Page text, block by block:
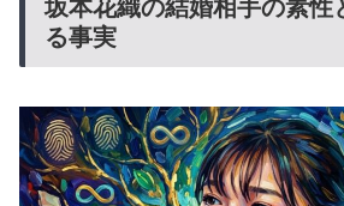
坂本花織の結婚相手の素性
る事実